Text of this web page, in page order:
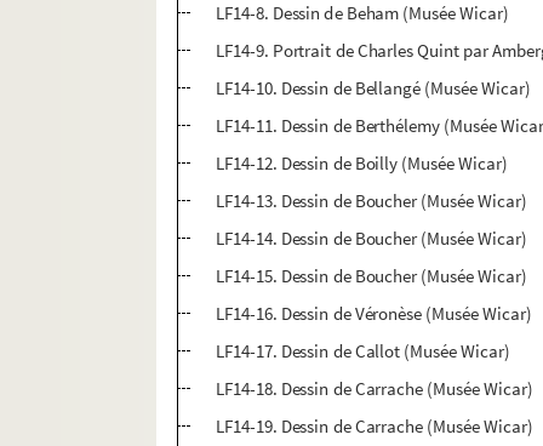
LF14-8. Dessin de Beham (Musée Wicar)
LF14-9. Portrait de Charles Quint par
LF14-10. Dessin de Bellangé (Musée Wicar)
LF14-11. Dessin de Berthélemy (Musée
LF14-12. Dessin de Boilly (Musée Wicar)
LF14-13. Dessin de Boucher (Musée Wicar)
LF14-14. Dessin de Boucher (Musée Wicar)
LF14-15. Dessin de Boucher (Musée Wicar)
LF14-16. Dessin de Véronèse (Musée Wicar)
LF14-17. Dessin de Callot (Musée Wicar)
LF14-18. Dessin de Carrache (Musée Wicar)
LF14-19. Dessin de Carrache (Musée Wicar)